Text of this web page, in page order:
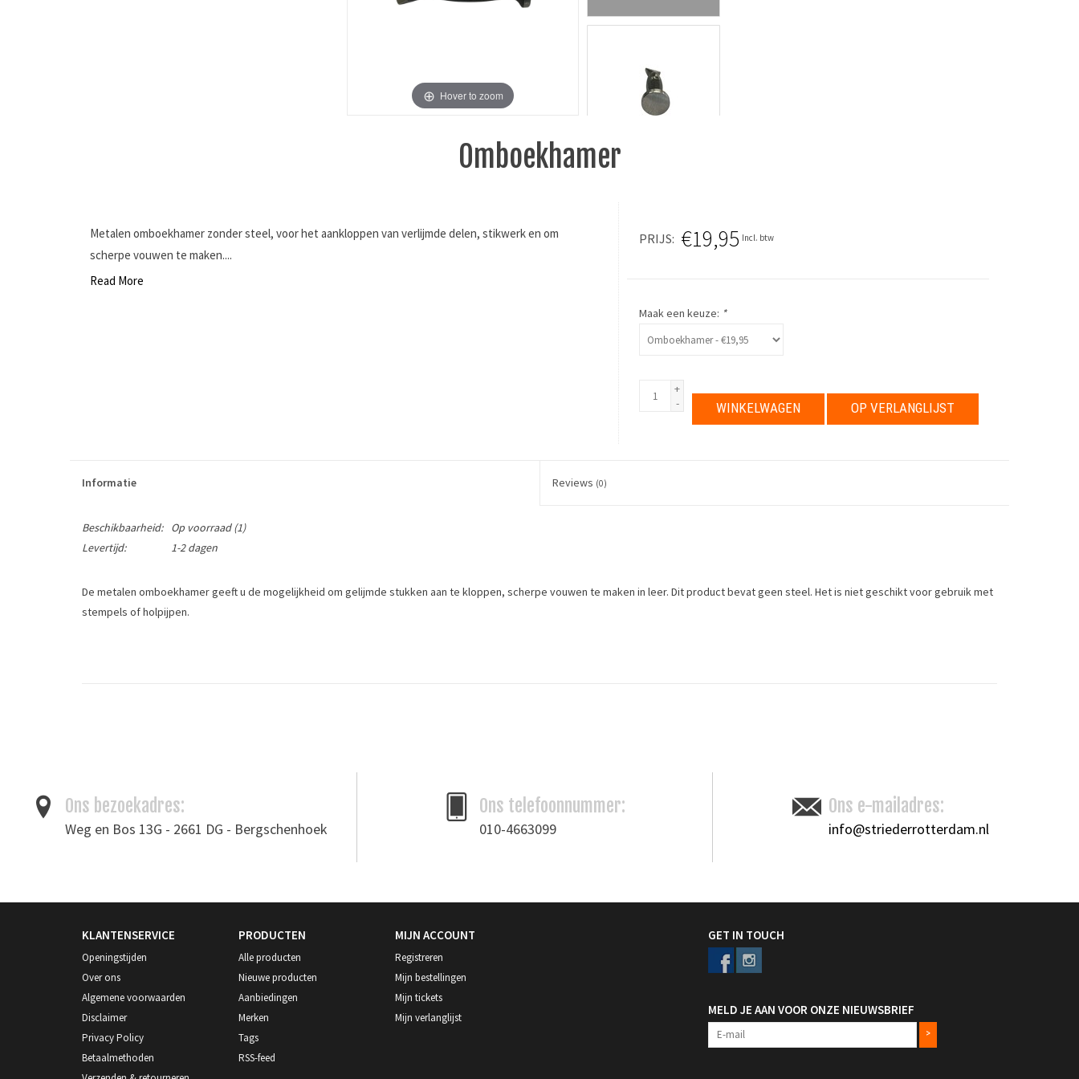
Hover to zoom
Omboekhamer
PRIJS €19,95 Incl. btw
Maak een keuze: *
+
-
WINKELWAGEN OP VERLANGLIJST
Metalen omboekhamer zonder steel, voor het aankloppen van verlijmde delen, stikwerk en om
scherpe vouwen te maken....
Read More
Informatie Reviews (0)
Beschikbaarheid: Op voorraad(1)
Levertijd:
1-2 dagen
De metalen omboekhamer geeft u de mogelijkheid om gelijmde stukken aan te kloppen, scherpe vouwen te maken in leer. Dit product bevat geen steel. Het is niet geschikt voor gebruik met
stempels of holpijpen.
Toevoegen om te vergelijken
Ons bezoekadres:
Weg en Bos 13G - 2661 DG - Bergschenhoek
Ons telefoonnummer:
010-4663099
Ons e-mailadres:
info@striederrotterdam.nl
KLANTENSERVICE
Openingstijden
Over ons
Algemene voorwaarden
Disclaimer
Privacy Policy
Betaalmethoden
PRODUCTEN
Alle producten
Nieuwe producten
Aanbiedingen
Merken
Tags
RSS-feed
MIJN ACCOUNT
Registreren
Mijn bestellingen
Mijn tickets
Mijn verlanglijst
GET IN TOUCH
MELD JE AAN VOOR ONZE NIEUWSBRIEF
>